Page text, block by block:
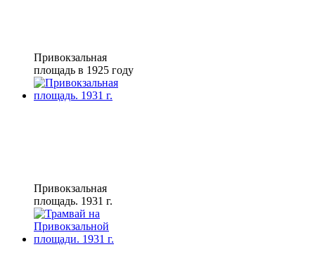
Привокзальная
площадь в 1925 году
Привокзальная
площадь. 1931 г.